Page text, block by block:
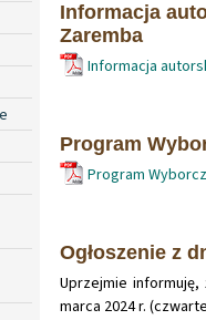
Informacja
Zaremba
Informacja
Program
Program
Ogłoszenie z
Uprzejmie
marca 2024 r.